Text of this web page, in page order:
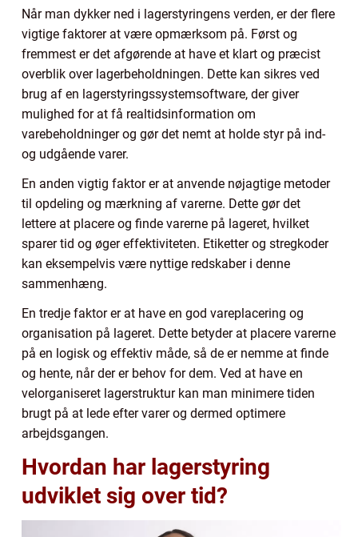
Når man dykker ned i lagerstyringens verden, er der flere
vigtige faktorer at være opmærksom på. Først og
fremmest er det afgørende at have et klart og præcist
overblik over lagerbeholdningen. Dette kan sikres ved
brug af en lagerstyringssystemsoftware, der giver
mulighed for at få realtidsinformation om
varebeholdninger og gør det nemt at holde styr på ind-
og udgående varer.
En anden vigtig faktor er at anvende nøjagtige metoder
til opdeling og mærkning af varerne. Dette gør det
lettere at placere og finde varerne på lageret, hvilket
sparer tid og øger effektiviteten. Etiketter og stregkoder
kan eksempelvis være nyttige redskaber i denne
sammenhæng.
En tredje faktor er at have en god vareplacering og
organisation på lageret. Dette betyder at placere varerne
på en logisk og effektiv måde, så de er nemme at finde
og hente, når der er behov for dem. Ved at have en
velorganiseret lagerstruktur kan man minimere tiden
brugt på at lede efter varer og dermed optimere
arbejdsgangen.
Hvordan har lagerstyring
udviklet sig over tid?